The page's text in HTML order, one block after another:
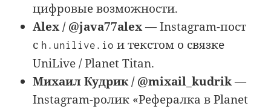
цифровые возможности.
Alex / @java77alex— Instagram-пост
с h.unilive.io и текстом о связке
UniLive / Planet Titan.
Михаил Кудрик / @mixail_kudrik—
Instagram-ролик «Рефералка в Planet